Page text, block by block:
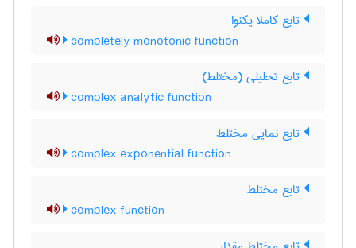
تابع کاملا یکنوا
completely monotonic function
تابع تحلیلی (مختلط)
complex analytic function
تابع نمایی مختلط
complex exponential function
تابع مختلط
complex function